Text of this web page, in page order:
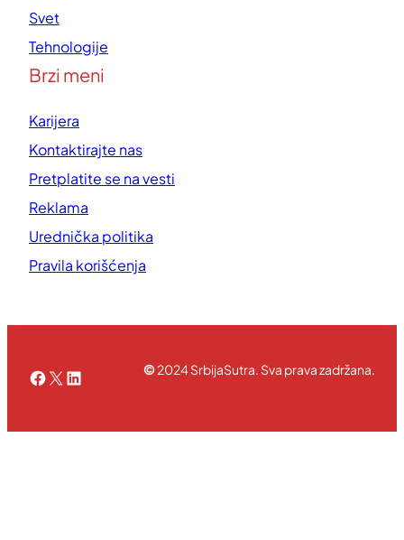
Svet
Tehnologije
Brzi meni
Karijera
Kontaktirajte nas
Pretplatite se na vesti
Reklama
Urednička politika
Pravila korišćenja
Facebook
X LinkedIn©2024 SrbijaSutra. Sva prava zadržana.